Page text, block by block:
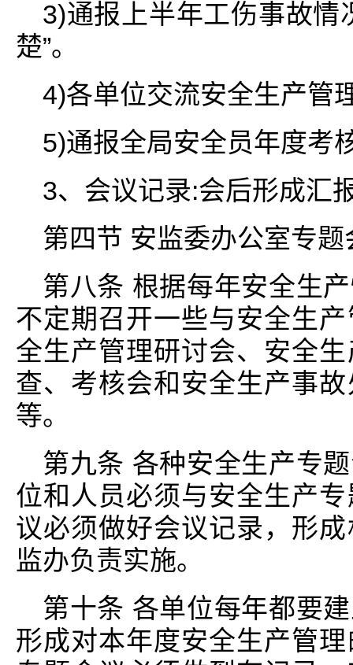
3)通报上半年工伤事故情
楚”。
4)各单位交流安全生产管
5)通报全局安全员年度考
3、会议记录:会后形成汇
第四节 安监委办公室专题
第八条 根据每年安全生
不定期召开一些与安全生
全生产管理研讨会、安全
查、考核会和安全生产事
等。
第九条 各种安全生产专
位和人员必须与安全生产
议必须做好会议记录，形
监办负责实施。
第十条 各单位每年都要
形成对本年度安全生产管